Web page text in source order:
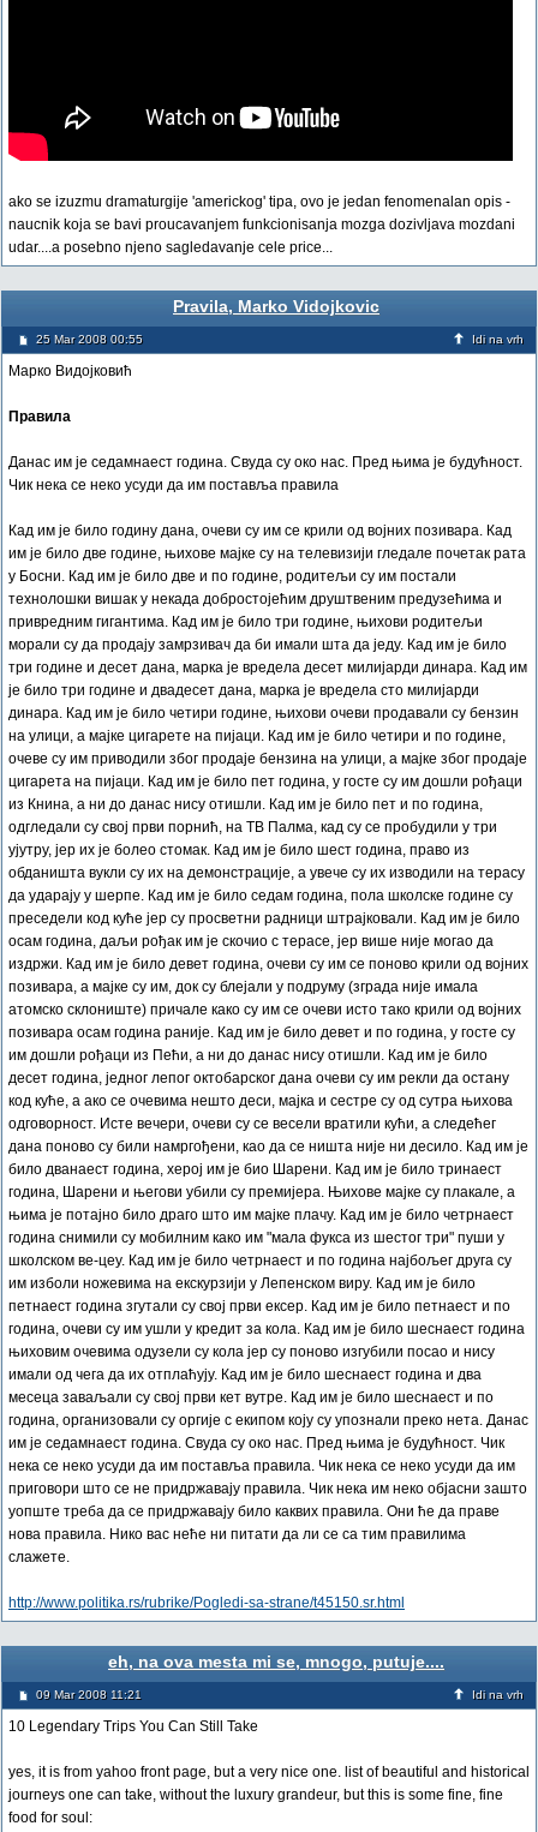
ako se izuzmu dramaturgije 'americkog' tipa, ovo je jedan fenomenalan opis -
naucnik koja se bavi proucavanjem funkcionisanja mozga dozivljava mozdani
udar....a posebno njeno sagledavanje cele price...
Pravila, Marko Vidojkovic
25 Mar 2008 00:55 Idi na vrh
Марко Видојковић
Правила
Данас им је седамнаест година. Свуда су око нас. Пред њима је будућност.
Чик нека се неко усуди да им поставља правила
Кад им је било годину дана, очеви су им се крили од војних позивара. Кад
им је било две године, њихове мајке су на телевизији гледале почетак рата
у Босни. Кад им је било две и по године, родитељи су им постали
технолошки вишак у некада добростојећим друштвеним предузећима и
привредним гигантима. Кад им је било три године, њихови родитељи
морали су да продају замрзивач да би имали шта да једу. Кад им је било
три године и десет дана, марка је вредела десет милијарди динара. Кад им
је било три године и двадесет дана, марка је вредела сто милијарди
динара. Кад им је било четири године, њихови очеви продавали су бензин
на улици, а мајке цигарете на пијаци. Кад им је било четири и по године,
очеве су им приводили због продаје бензина на улици, а мајке због продаје
цигарета на пијаци. Кад им је било пет година, у госте су им дошли рођаци
из Книна, а ни до данас нису отишли. Кад им је било пет и по година,
одгледали су свој први порнић, на ТВ Палма, кад су се пробудили у три
ујутру, јер их је болео стомак. Кад им је било шест година, право из
обданишта вукли су их на демонстрације, а увече су их изводили на терасу
да ударају у шерпе. Кад им је било седам година, пола школске године су
преседели код куће јер су просветни радници штрајковали. Кад им је било
осам година, даљи рођак им је скочио с терасе, јер више није могао да
издржи. Кад им је било девет година, очеви су им се поново крили од војних
позивара, а мајке су им, док су блејали у подруму (зграда није имала
атомско склониште) причале како су им се очеви исто тако крили од војних
позивара осам година раније. Кад им је било девет и по година, у госте су
им дошли рођаци из Пећи, а ни до данас нису отишли. Кад им је било
десет година, једног лепог октобарског дана очеви су им рекли да остану
код куће, а ако се очевима нешто деси, мајка и сестре су од сутра њихова
одговорност. Исте вечери, очеви су се весели вратили кући, а следећег
дана поново су били намргођени, као да се ништа није ни десило. Кад им је
било дванаест година, херој им је био Шарени. Кад им је било тринаест
година, Шарени и његови убили су премијера. Њихове мајке су плакале, а
њима је потајно било драго што им мајке плачу. Кад им је било четрнаест
година снимили су мобилним како им "мала фукса из шестог три" пуши у
школском ве-цеу. Кад им је било четрнаест и по година најбољег друга су
им изболи ножевима на екскурзији у Лепенском виру. Кад им је било
петнаест година згутали су свој први ексер. Кад им је било петнаест и по
година, очеви су им ушли у кредит за кола. Кад им је било шеснаест година
њиховим очевима одузели су кола јер су поново изгубили посао и нису
имали од чега да их отплаћују. Кад им је било шеснаест година и два
месеца заваљали су свој први кет вутре. Кад им је било шеснаест и по
година, организовали су оргије с екипом коју су упознали преко нета. Данас
им је седамнаест година. Свуда су око нас. Пред њима је будућност. Чик
нека се неко усуди да им поставља правила. Чик нека се неко усуди да им
приговори што се не придржавају правила. Чик нека им неко објасни зашто
уопште треба да се придржавају било каквих правила. Они ће да праве
нова правила. Нико вас неће ни питати да ли се са тим правилима
слажете.
http://www.politika.rs/rubrike/Pogledi-sa-strane/t45150.sr.html
eh, na ova mesta mi se, mnogo, putuje....
09 Mar 2008 11:21 Idi na vrh
10 Legendary Trips You Can Still Take
yes, it is from yahoo front page, but a very nice one. list of beautiful and historical
journeys one can take, without the luxury grandeur, but this is some fine, fine
food for soul: